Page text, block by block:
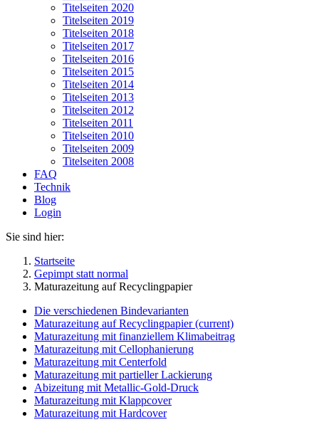
Titelseiten 2020
Titelseiten 2019
Titelseiten 2018
Titelseiten 2017
Titelseiten 2016
Titelseiten 2015
Titelseiten 2014
Titelseiten 2013
Titelseiten 2012
Titelseiten 2011
Titelseiten 2010
Titelseiten 2009
Titelseiten 2008
FAQ
Technik
Blog
Login
Sie sind hier:
Startseite
Gepimpt statt normal
Maturazeitung auf Recyclingpapier
Die verschiedenen Bindevarianten
Maturazeitung auf Recyclingpapier(current)
Maturazeitung mit finanziellem Klimabeitrag
Maturazeitung mit Cellophanierung
Maturazeitung mit Centerfold
Maturazeitung mit partieller Lackierung
Abizeitung mit Metallic-Gold-Druck
Maturazeitung mit Klappcover
Maturazeitung mit Hardcover